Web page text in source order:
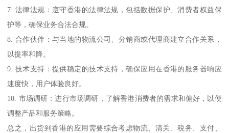
7. 法律法规：遵守香港的法律法规，包括数据保护、消费者权益保
护等，确保业务合法合规。
8. 合作伙伴：与当地的物流公司、分销商或代理商建立合作关系，
以提率和降。
9. 技术支持：提供稳定的技术支持，确保应用在香港的服务器响应
速度快，用户体验良好。
10. 市场调研：进行市场调研，了解香港消费者的需求和偏好，以便
调整产品和服务策略。
总之，出货到香港的应用需要综合考虑物流、清关、税务、支付、